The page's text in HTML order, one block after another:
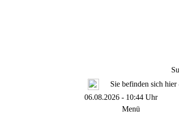
Sie befinden sich
06.08.2026 - 10:44 Uhr
Menü